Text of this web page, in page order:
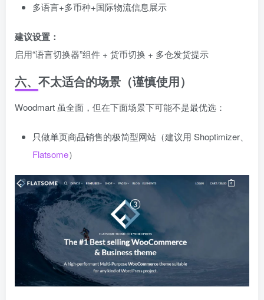
多语言+多币种+国际物流信息展示
建议设置：
启用“语言切换器”组件 + 货币切换 + 多仓发货提示
六、不太适合的场景（谨慎使用）
Woodmart 虽全面，但在下面场景下可能不是最优选：
只做单页商品销售的极简型网站（建议用 Shoptimizer、
Flatsome）